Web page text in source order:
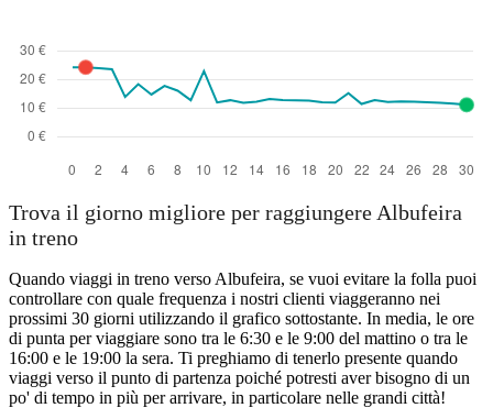
Trova il giorno migliore per raggiungere Albufeira
in treno
Quando viaggi in treno verso Albufeira, se vuoi evitare la folla puoi
controllare con quale frequenza i nostri clienti viaggeranno nei
prossimi 30 giorni utilizzando il grafico sottostante. In media, le ore
di punta per viaggiare sono tra le 6:30 e le 9:00 del mattino o tra le
16:00 e le 19:00 la sera. Ti preghiamo di tenerlo presente quando
viaggi verso il punto di partenza poiché potresti aver bisogno di un
po' di tempo in più per arrivare, in particolare nelle grandi città!